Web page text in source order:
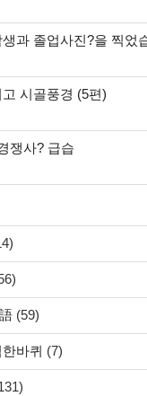
과 졸업사진?을 찍었
시골풍경 (5편)
쟁사? 급습
(59)
바퀴 (7)